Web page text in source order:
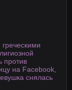
против
на Facebook,
снялась